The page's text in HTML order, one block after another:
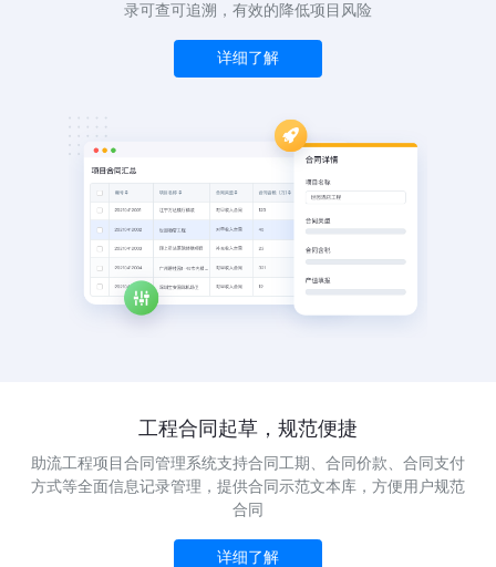
录可查可追溯，有效的降低项目风险
详细了解
工程合同起草，规范便捷
助流工程项目合同管理系统支持合同工期、合同价款、合同支付
方式等全面信息记录管理，提供合同示范文本库，方便用户规范
合同
详细了解